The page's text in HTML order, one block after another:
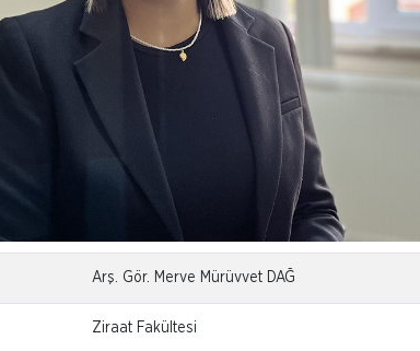
Arş. Gör. Merve Mürüvvet DAĞ
Ziraat Fakültesi